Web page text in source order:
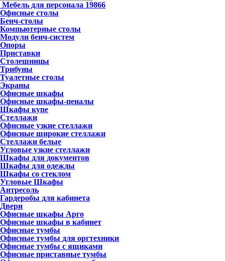
Мебель для персонала 19866
Офисные столы
Бенч-столы
Компьютерные столы
Модули бенч-систем
Опоры
Приставки
Столешницы
Трибуны
Туалетные столы
Экраны
Офисные шкафы
Офисные шкафы-пеналы
Шкафы купе
Стеллажи
Офисные узкие стеллажи
Офисные широкие стеллажи
Стеллажи белые
Угловые узкие стеллажи
Шкафы для документов
Шкафы для одежды
Шкафы со стеклом
Угловые Шкафы
Антресоль
Гардеробы для кабинета
Двери
Офисные шкафы Арго
Офисные шкафы в кабинет
Офисные тумбы
Офисные тумбы для оргтехники
Офисные тумбы с ящиками
Офисные приставные тумбы